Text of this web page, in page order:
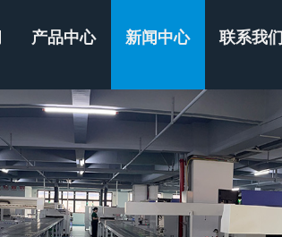
产品中心 新闻中心 联系我们